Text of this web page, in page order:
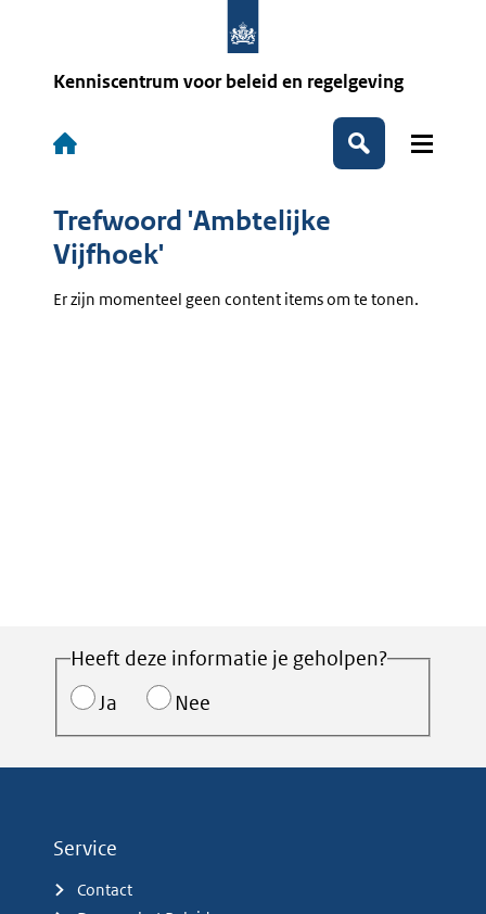
Kenniscentrum voor beleid en regelgeving
Hoofdnavigatie
Zoeken
Trefwoord 'Ambtelijke
Vijfhoek'
Er zijn momenteel geen content items om te tonen.
Heeft deze informatie je geholpen?
Ja
Nee
Service
Contact